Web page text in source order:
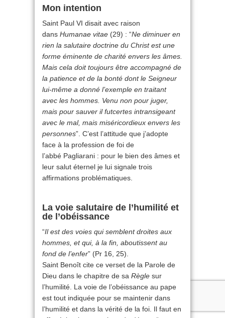
Mon intention
Saint Paul VI disait avec raison
dans Humanae vitae (29) : “Ne diminuer en
rien la salutaire doctrine du Christ est une
forme éminente de charité envers les âmes.
Mais cela doit toujours être accompagné de
la patience et de la bonté dont le Seigneur
lui-même a donné l’exemple en traitant
avec les hommes. Venu non pour juger,
mais pour sauver il futcertes intransigeant
avec le mal, mais miséricordieux envers les
personnes”. C’est l’attitude que j’adopte
face à la profession de foi de
l’abbé Pagliarani : pour le bien des âmes et
leur salut éternel je lui signale trois
affirmations problématiques.
La voie salutaire de l’humilité et
de l’obéissance
“Il est des voies qui semblent droites aux
hommes, et qui, à la fin, aboutissent au
fond de l’enfer” (Pr 16, 25).
Saint Benoît cite ce verset de la Parole de
Dieu dans le chapitre de sa Règle sur
l’humilité. La voie de l’obéissance au pape
est tout indiquée pour se maintenir dans
l’humilité et dans la vérité de la foi. Il faut en